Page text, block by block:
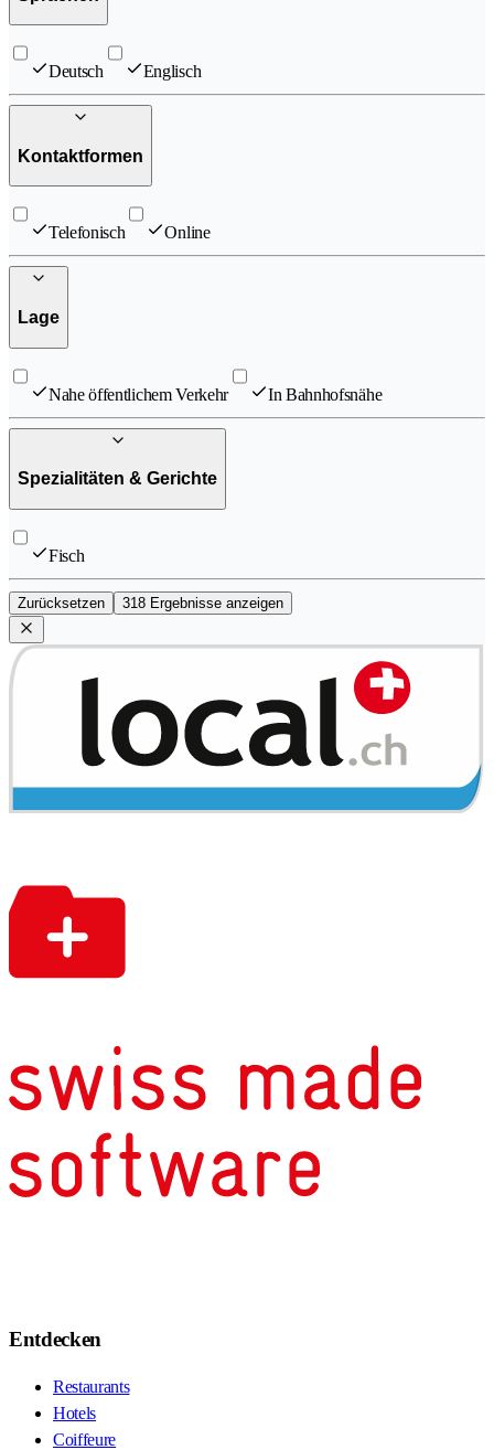
Deutsch Englisch
Kontaktformen
Telefonisch Online
Lage
Nahe öffentlichem Verkehr In Bahnhofsnähe
Spezialitäten & Gerichte
Fisch
Zurücksetzen 318 Ergebnisse anzeigen
Entdecken
Restaurants
Hotels
Coiffeure